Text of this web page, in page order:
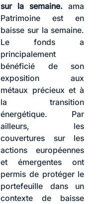
sur la semaine.ama
Patrimoine est en
baisse sur la semaine.
Le fonds a
principalement
bénéficié de son
exposition aux
métaux précieux et à
la transition
énergétique. Par
ailleurs, les
couvertures sur les
actions européennes
et émergentes ont
permis de protéger le
portefeuille dans un
contexte de baisse